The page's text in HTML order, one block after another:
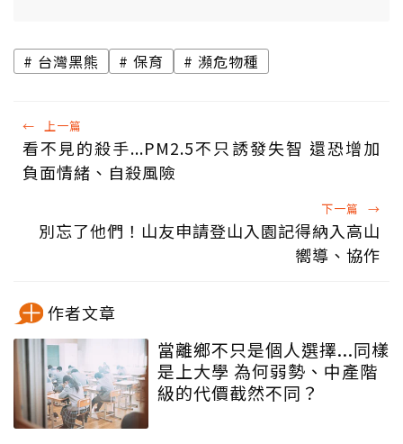
台灣黑熊 保育 瀕危物種
← 上一篇
看不見的殺手...PM2.5不只誘發失智 還恐增加
負面情緒、自殺風險
下一篇 →
別忘了他們！山友申請登山入園記得納入高山
嚮導、協作
作者文章
當離鄉不只是個人選擇...同樣
是上大學 為何弱勢、中產階
級的代價截然不同？